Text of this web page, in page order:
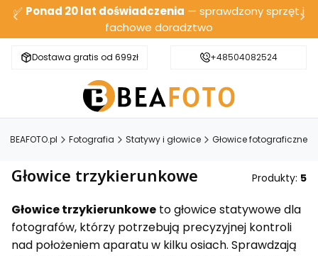
✅ Ponad 20 lat doświadczenia — sprawdzony sprzęt i
fachowe doradztwo
Dostawa gratis od 699zł Bezpieczna wysyłka
+48504082524
BEAFOTO.pl Fotografia Statywy i głowice Głowice fotograficzne
Głowice trzykierunkowe Produkty: 5
Głowice trzykierunkowe to głowice statywowe dla
fotografów, którzy potrzebują precyzyjnej kontroli
nad położeniem aparatu w kilku osiach. Sprawdzają